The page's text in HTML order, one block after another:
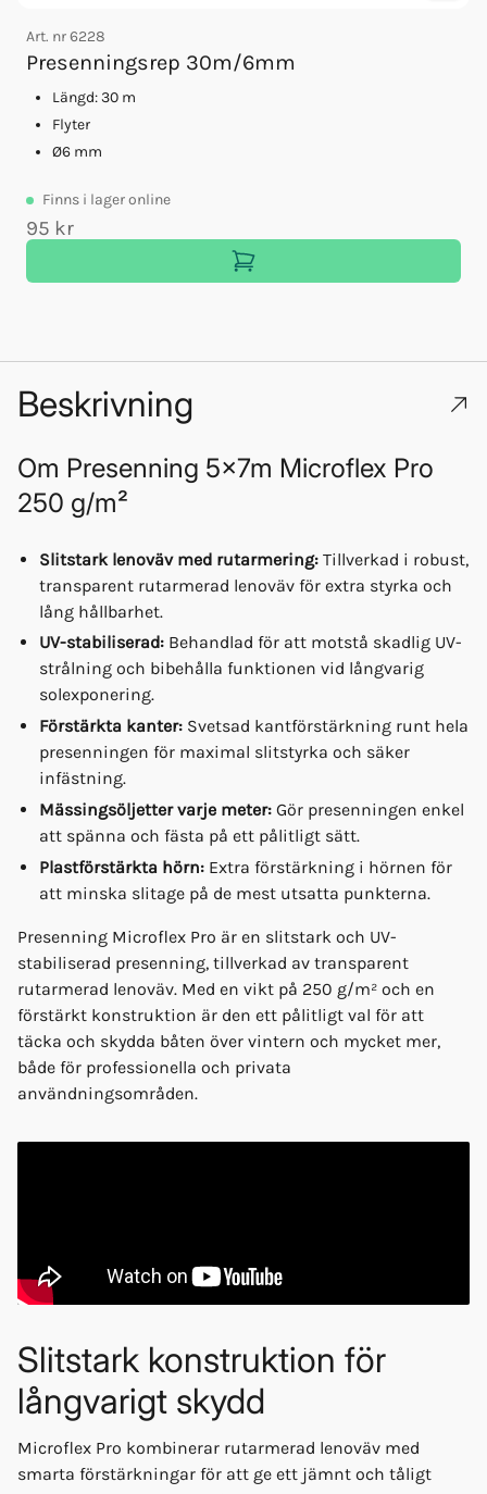
Art. nr6228
Presenningsrep 30m/6mm
Längd: 30 m
Flyter
Ø6 mm
Finns i lager online
95 kr
Beskrivning
Om Presenning 5x7m Microflex Pro
250 g/m²
Slitstark lenoväv med rutarmering: Tillverkad i robust,
transparent rutarmerad lenoväv för extra styrka och
lång hållbarhet.
UV-stabiliserad: Behandlad för att motstå skadlig UV-
strålning och bibehålla funktionen vid långvarig
solexponering.
Förstärkta kanter: Svetsad kantförstärkning runt hela
presenningen för maximal slitstyrka och säker
infästning.
Mässingsöljetter varje meter: Gör presenningen enkel
att spänna och fästa på ett pålitligt sätt.
Plastförstärkta hörn: Extra förstärkning i hörnen för
att minska slitage på de mest utsatta punkterna.
Presenning Microflex Pro är en slitstark och UV-
stabiliserad presenning, tillverkad av transparent
rutarmerad lenoväv. Med en vikt på 250 g/m² och en
förstärkt konstruktion är den ett pålitligt val för att
täcka och skydda båten över vintern och mycket mer,
både för professionella och privata
användningsområden.
Slitstark konstruktion för
långvarigt skydd
Microflex Pro kombinerar rutarmerad lenoväv med
smarta förstärkningar för att ge ett jämnt och tåligt